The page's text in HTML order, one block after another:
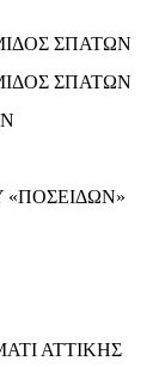
ΣΠΑΤΩΝ
ΣΠΑΤΩΝ
«ΠΟΣΕΙΔΩΝ»
ΑΤΤΙΚΗΣ